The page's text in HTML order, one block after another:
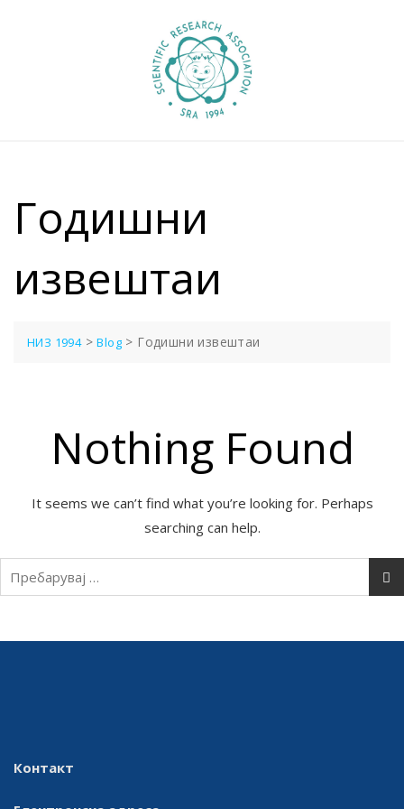
Годишни
извештаи
НИЗ 1994>Blog > Годишни извештаи
Nothing Found
It seems we can’t find what you’re looking for. Perhaps
searching can help.
Пребарувај
Контакт